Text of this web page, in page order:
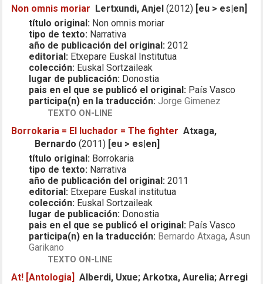
Non omnis moriar
Lertxundi, Anjel (2012) [eu > es|en]
título original: Non omnis moriar
tipo de texto: Narrativa
año de publicación del original: 2012
editorial: Etxepare Euskal Institutua
colección: Euskal Sortzaileak
lugar de publicación: Donostia
pais en el que se publicó el original: País Vasco
participa(n) en la traducción: Jorge Gimenez
TEXTO ON-LINE
Borrokaria = El luchador = The fighter Atxaga,
Bernardo (2011) [eu > es|en]
título original: Borrokaria
tipo de texto: Narrativa
año de publicación del original: 2011
editorial: Etxepare Euskal institutua
colección: Euskal Sortzaileak
lugar de publicación: Donostia
pais en el que se publicó el original: País Vasco
participa(n) en la traducción: Bernardo Atxaga,Asun
Garikano
TEXTO ON-LINE
At! [Antologia]
Alberdi, Uxue; Arkotxa, Aurelia; Arregi